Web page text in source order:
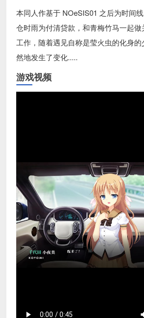
本同人作基于 NOeSIS01 之后为时间
仓时雨为付清贷款，和青梅竹马一起
工作，随着遇见自称是莹火虫的化身
然地发生了变化.....
游戏视频